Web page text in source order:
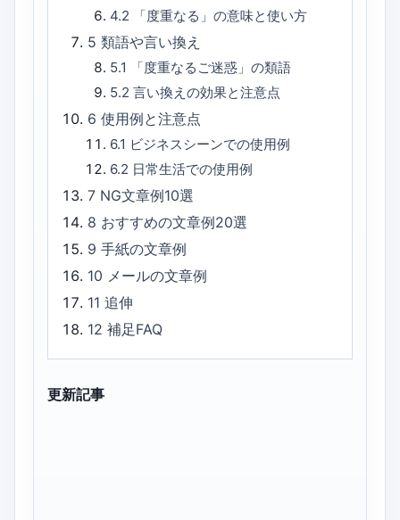
4.2
「度重なる」の意味と使い方
5類語や言い換え
5.1
「度重なるご迷惑」の類語
5.2 言い換えの効果と注意点
6使用例と注意点
6.1 ビジネスシーンでの使用例
6.2 日常生活での使用例
7 NG文章例10選
8 おすすめの文章例20選
9手紙の文章例
10 メールの文章例
11追伸
12補足FAQ
更新記事